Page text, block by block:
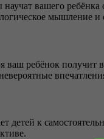
научат вашего
мышление
ваш ребёнок получит
детей к